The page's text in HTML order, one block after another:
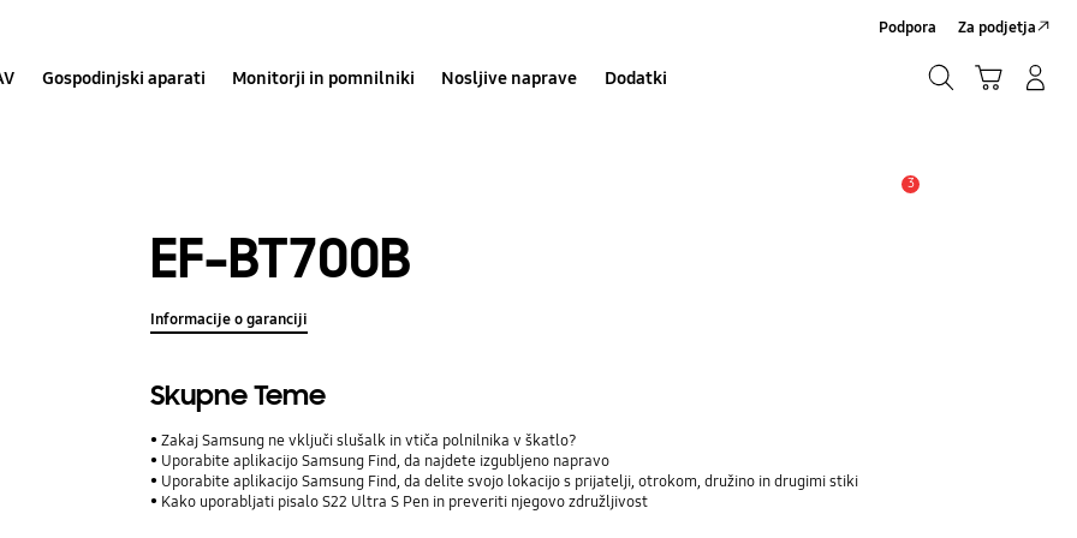
Gospodinjski aparati Monitorji in pomnilniki Nosljive naprave Dodatki
Podpora Za podjetja
3
EF-BT700B
Informacije o garanciji
Skupne Teme
Zakaj Samsung ne vključi slušalk in vtiča polnilnika v škatlo?
Uporabite aplikacijo Samsung Find, da najdete izgubljeno napravo
Uporabite aplikacijo Samsung Find, da delite svojo lokacijo s prijatelji, otrokom, družino in drugimi stiki
Kako uporabljati pisalo S22 Ultra S Pen in preveriti njegovo združljivost